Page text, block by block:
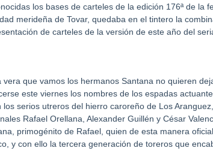
los bases de carteles de la edición 176ª de la
merideña de Tovar, quedaba en el tintero la
de carteles de la versión de este año del
vera que vamos los hermanos Santana no quieren
este viernes los nombres de los espadas
los serios utreros del hierro caroreño de Los
Rafael Orellana, Alexander Guillén y César
primogénito de Rafael, quien de esta manera
y con ello la tercera generación de toreros que